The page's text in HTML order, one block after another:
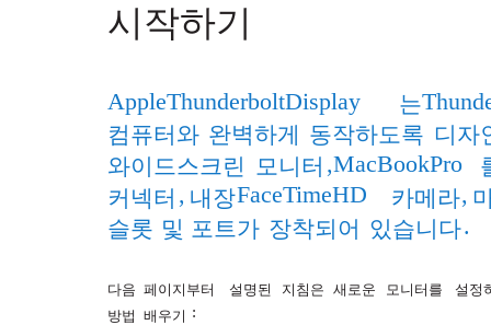
시작하기
Apple Thunderbolt Display 는
컴퓨터와 완벽하게 동작하도록 디자
와이드스크린 모니터 , MacBook Pro
커넥터 , 내장FaceTime HD 카메라,
슬롯 및 포트가 장착되어 있습니다.
다음 페이지부터 설명된 지침은 새로운 모니터를
설정
방법 배우기 :